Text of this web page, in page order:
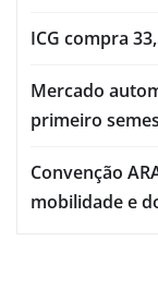
ICG compra
Mercado
primeiro
Convenção
mobilidade e